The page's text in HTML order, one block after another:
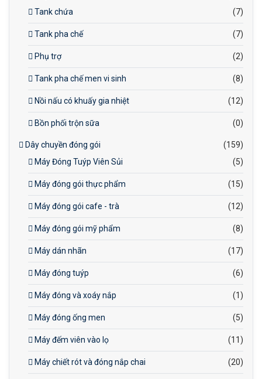
Tank chứa
(7)
Tank pha chế (7)
Phụ trợ (2)
Tank pha chế men vi sinh (8)
Nồi nấu có khuấy gia nhiệt (12)
Bồn phối trộn sữa (0)
Dây chuyền đóng gói
(159)
Máy Đóng Tuýp Viên Sủi
(5)
Máy đóng gói thực phẩm (15)
Máy đóng gói cafe - trà (12)
Máy đóng gói mỹ phẩm (8)
Máy dán nhãn (17)
Máy đóng tuýp (6)
Máy đóng và xoáy nắp (1)
Máy đóng ống men (5)
Máy đếm viên vào lọ (11)
Máy chiết rót và đóng nắp chai (20)